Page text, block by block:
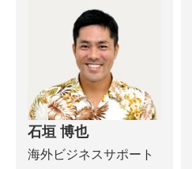
石垣 博也
海外ビジネスサポート